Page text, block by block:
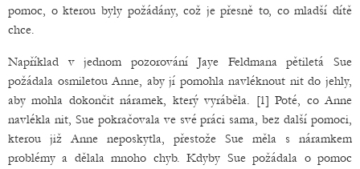
pomoc, o kterou byly požádány, což je přesně to, co mladší dítě
chce.
Například v jednom pozorování Jaye Feldmana pětiletá Sue
požádala osmiletou Anne, aby jí pomohla navléknout nit do jehly,
aby mohla dokončit náramek, který vyráběla. [1] Poté, co Anne
navlékla nit, Sue pokračovala ve své práci sama, bez další pomoci,
kterou již Anne neposkytla, přestože Sue měla s náramkem
problémy a dělala mnoho chyb. Kdyby Sue požádala o pomoc